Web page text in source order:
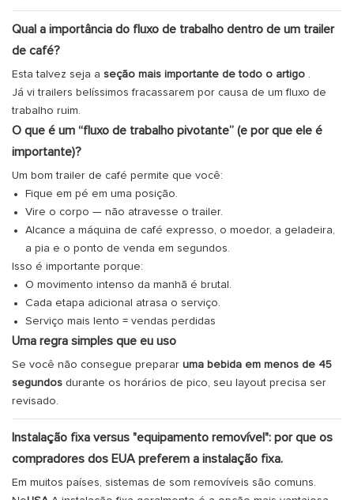
Qual a importância do fluxo de trabalho dentro de um trailer
de café?
Esta talvez seja a seção mais importante de todo o artigo .
Já vi trailers belíssimos fracassarem por causa de um fluxo de
trabalho ruim.
O que é um “fluxo de trabalho pivotante” (e por que ele é
importante)?
Um bom trailer de café permite que você:
Fique em pé em uma posição.
Vire o corpo — não atravesse o trailer.
Alcance a máquina de café expresso, o moedor, a geladeira,
a pia e o ponto de venda em segundos.
Isso é importante porque:
O movimento intenso da manhã é brutal.
Cada etapa adicional atrasa o serviço.
Serviço mais lento = vendas perdidas
Uma regra simples que eu uso
Se você não consegue preparar uma bebida em menos de 45
segundos durante os horários de pico, seu layout precisa ser
revisado.
Instalação fixa versus "equipamento removível": por que os
compradores dos EUA preferem a instalação fixa.
Em muitos países, sistemas de som removíveis são comuns.